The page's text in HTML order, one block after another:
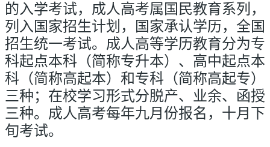
的入学考试，成人高考属国民教育系列，
列入国家招生计划，国家承认学历，全国
招生统一考试。成人高等学历教育分为专
科起点本科（简称专升本）、高中起点本
科（简称高起本）和专科（简称高起专）
三种；在校学习形式分脱产、业余、函授
三种。成人高考每年九月份报名，十月下
旬考试。